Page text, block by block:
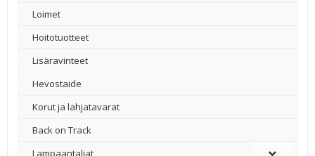
Loimet
Hoitotuotteet
Lisäravinteet
Hevostaide
Korut ja lahjatavarat
Back on Track
Lampaantaljat